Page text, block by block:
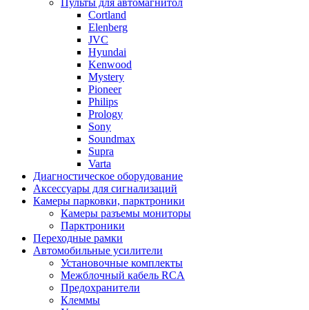
Пульты для автомагнитол
Cortland
Elenberg
JVC
Hyundai
Kenwood
Mystery
Pioneer
Philips
Prology
Sony
Soundmax
Supra
Varta
Диагностическое оборудование
Аксессуары для сигнализаций
Камеры парковки, парктроники
Камеры разъемы мониторы
Парктроники
Переходные рамки
Автомобильные усилители
Установочные комплекты
Межблочный кабель RCA
Предохранители
Клеммы